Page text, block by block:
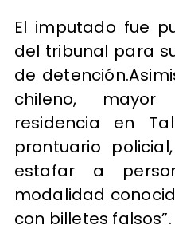
El imputado fue
del tribunal para
de
chileno,
residencia en
prontuario
estafar a
modalidad
con billetes falsos”.